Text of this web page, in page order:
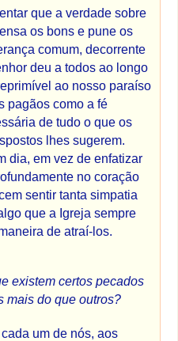
que a verdade sobre
os bons e pune os
comum, decorrente
deu a todos ao longo
ao nosso paraíso
pagãos como a fé
de tudo o que os
lhes sugerem.
dia, em vez de enfatizar
no coração
sentir tanta simpatia
que a Igreja sempre
de atraí-los.
existem certos pecados
mais do que outros?
um de nós, aos